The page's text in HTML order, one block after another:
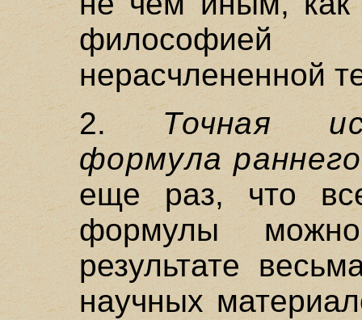
нерасчлененной
2.Точная
формула
еще раз, что
формулы
результате
научных